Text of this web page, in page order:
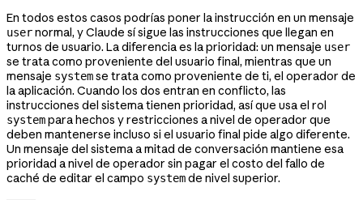
En todos estos casos podrías poner la instrucción en un mensaje
usernormal, y Claude sí sigue las instrucciones que llegan en
turnos de usuario. La diferencia es la prioridad: un mensaje user
se trata como proveniente del usuario final, mientras que un
mensaje systemse trata como proveniente de ti, el operador de
la aplicación. Cuando los dos entran en conflicto, las
instrucciones del sistema tienen prioridad, así que usa el rol
systempara hechos y restricciones a nivel de operador que
deben mantenerse incluso si el usuario final pide algo diferente.
Un mensaje del sistema a mitad de conversación mantiene esa
prioridad a nivel de operador sin pagar el costo del fallo de
caché de editar el campo systemde nivel superior.